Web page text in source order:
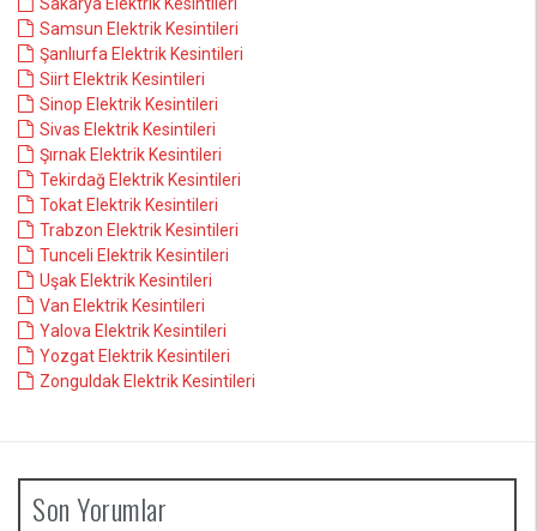
Samsun Elektrik Kesintileri
Şanlıurfa Elektrik Kesintileri
Siirt Elektrik Kesintileri
Sinop Elektrik Kesintileri
Sivas Elektrik Kesintileri
Şırnak Elektrik Kesintileri
Tekirdağ Elektrik Kesintileri
Tokat Elektrik Kesintileri
Trabzon Elektrik Kesintileri
Tunceli Elektrik Kesintileri
Uşak Elektrik Kesintileri
Van Elektrik Kesintileri
Yalova Elektrik Kesintileri
Yozgat Elektrik Kesintileri
Zonguldak Elektrik Kesintileri
Son Yorumlar